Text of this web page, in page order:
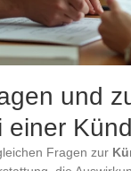
und
Fragen zur